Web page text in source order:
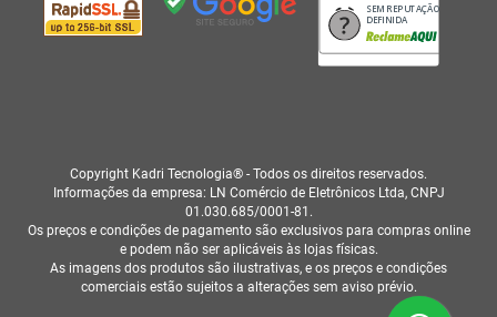
SEM REPUTAÇÃO
DEFINIDA
Copyright Kadri Tecnologia® - Todos os direitos reservados.
Informações da empresa: LN Comércio de Eletrônicos Ltda, CNPJ
01.030.685/0001-81.
Os preços e condições de pagamento são exclusivos para compras online
e podem não ser aplicáveis às lojas físicas.
As imagens dos produtos são ilustrativas, e os preços e condições
comerciais estão sujeitos a alterações sem aviso prévio.